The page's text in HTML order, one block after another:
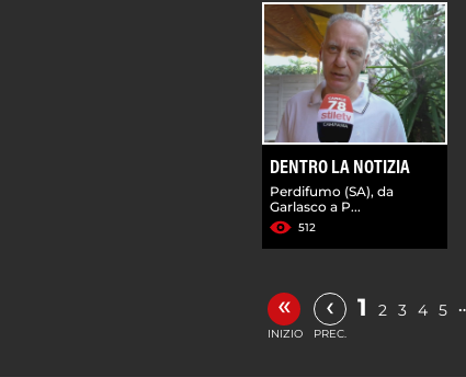
DENTRO LA NOTIZIA
Perdifumo (SA), da
Garlasco a P...
512
«
INIZIO
‹
PREC.
1 2 3 4 5